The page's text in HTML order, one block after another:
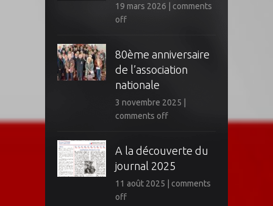
19 mars 2026 | comments
off
80ème anniversaire
de l’association
nationale
3 novembre 2025 |
comments off
A la découverte du
journal 2025
11 août 2025 | comments
off